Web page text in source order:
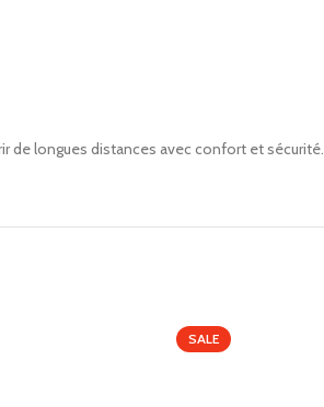
de longues distances avec confort et sécurité.
SALE